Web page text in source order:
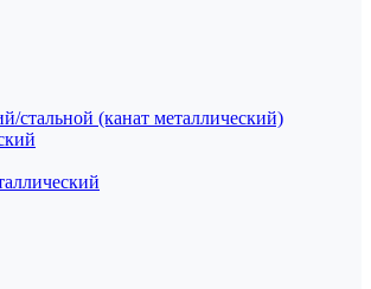
стальной (канат металлический)